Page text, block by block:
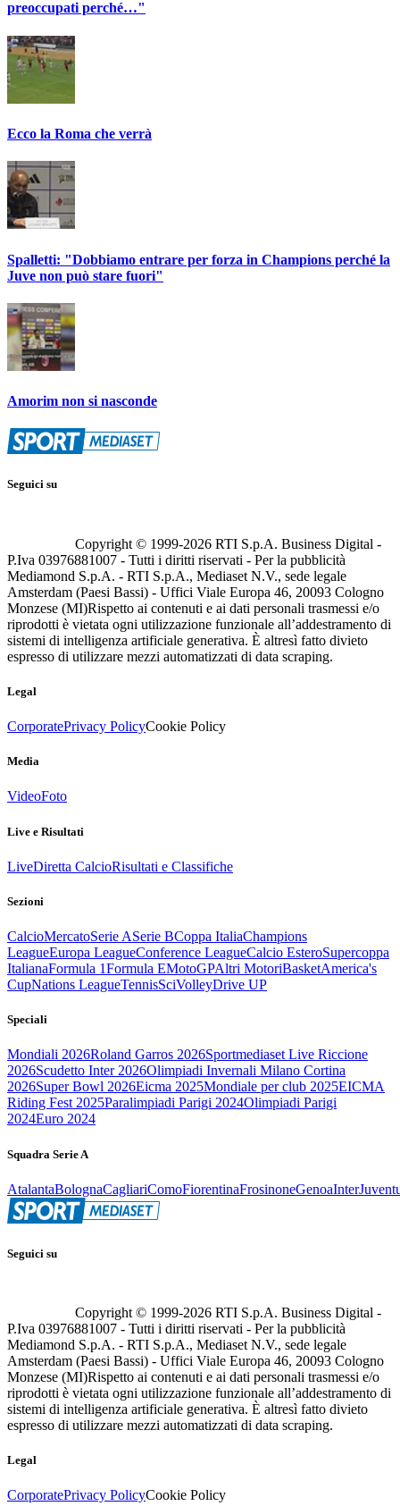
preoccupati perché…"
Ecco la Roma che verrà
Spalletti: "Dobbiamo entrare per forza in Champions perché la
Juve non può stare fuori"
Amorim non si nasconde
Seguici su
Copyright © 1999-2026 RTI S.p.A. Business Digital -
P.Iva 03976881007 - Tutti i diritti riservati - Per la pubblicità
Mediamond S.p.A. - RTI S.p.A., Mediaset N.V., sede legale
Amsterdam (Paesi Bassi) - Uffici Viale Europa 46, 20093 Cologno
Monzese (MI)Rispetto ai contenuti e ai dati personali trasmessi e/o
riprodotti è vietata ogni utilizzazione funzionale all’addestramento di
sistemi di intelligenza artificiale generativa. È altresì fatto divieto
espresso di utilizzare mezzi automatizzati di data scraping.
Legal
CorporatePrivacy PolicyCookie Policy
Media
VideoFoto
Live e Risultati
LiveDiretta CalcioRisultati e Classifiche
Sezioni
CalcioMercatoSerie ASerie BCoppa ItaliaChampions
LeagueEuropa LeagueConference LeagueCalcio EsteroSupercoppa
ItalianaFormula 1Formula EMotoGPAltri MotoriBasketAmerica's
CupNations LeagueTennisSciVolleyDrive UP
Speciali
Mondiali 2026Roland Garros 2026Sportmediaset Live Riccione
2026Scudetto Inter 2026Olimpiadi Invernali Milano Cortina
2026Super Bowl 2026Eicma 2025Mondiale per club 2025EICMA
Riding Fest 2025Paralimpiadi Parigi 2024Olimpiadi Parigi
2024Euro 2024
Squadra Serie A
AtalantaBolognaCagliariComoFiorentinaFrosinoneGenoaInter
Seguici su
Copyright © 1999-2026 RTI S.p.A. Business Digital -
P.Iva 03976881007 - Tutti i diritti riservati - Per la pubblicità
Mediamond S.p.A. - RTI S.p.A., Mediaset N.V., sede legale
Amsterdam (Paesi Bassi) - Uffici Viale Europa 46, 20093 Cologno
Monzese (MI)Rispetto ai contenuti e ai dati personali trasmessi e/o
riprodotti è vietata ogni utilizzazione funzionale all’addestramento di
sistemi di intelligenza artificiale generativa. È altresì fatto divieto
espresso di utilizzare mezzi automatizzati di data scraping.
Legal
CorporatePrivacy PolicyCookie Policy